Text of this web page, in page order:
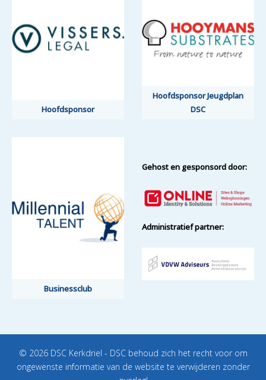
Hoofdsponsor
Hoofdsponsor Jeugdplan
DSC
Businessclub
Gehost en gesponsord door:
Administratief partner:
© 2026 DSC Kerkdriel - DSC behoud zich het recht voor om
ongewenste informatie van de website te verwijderen zonder